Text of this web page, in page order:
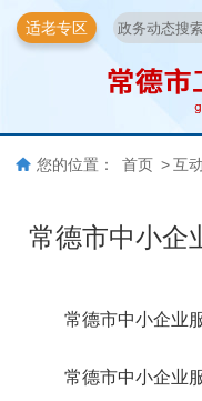
适老专区
您的位置： 首页 > 互
常德市中小企
常德市中小企业
常德市中小企业